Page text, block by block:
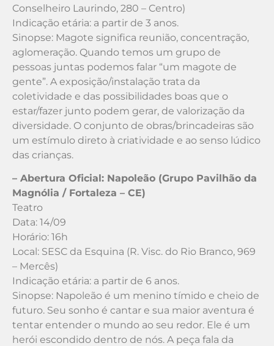
Conselheiro Laurindo, 280 – Centro)
Indicação etária: a partir de 3 anos.
Sinopse: Magote significa reunião, concentração,
aglomeração. Quando temos um grupo de
pessoas juntas podemos falar “um magote de
gente”. A exposição/instalação trata da
coletividade e das possibilidades boas que o
estar/fazer junto podem gerar, de valorização da
diversidade. O conjunto de obras/brincadeiras são
um estímulo direto à criatividade e ao senso lúdico
das crianças.
– Abertura Oficial: Napoleão (Grupo Pavilhão da
Magnólia / Fortaleza – CE)
Teatro
Data: 14/09
Horário: 16h
Local: SESC da Esquina (R. Visc. do Rio Branco, 969
– Mercês)
Indicação etária: a partir de 6 anos.
Sinopse: Napoleão é um menino tímido e cheio de
futuro. Seu sonho é cantar e sua maior aventura é
tentar entender o mundo ao seu redor. Ele é um
herói escondido dentro de nós. A peça fala da